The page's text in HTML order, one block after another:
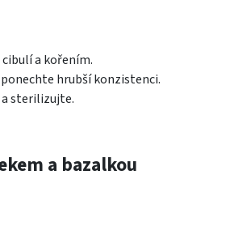
a kořením.
hrubší konzistenci.
sterilizujte.
a bazalkou